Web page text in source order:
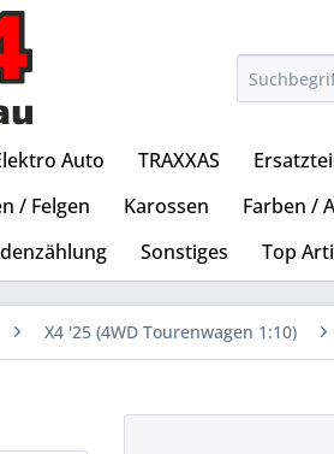
Auto TRAXXAS
/ Felgen Karossen Farben /
Sonstiges Top
X4 '25 (4WD Tourenwagen 1:10)